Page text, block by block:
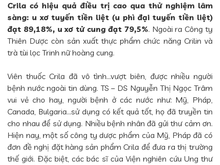
Crila có hiệu quả điều trị cao qua thử nghiệm lâm
sàng: u xơ tuyến tiền liệt (u phì đại tuyến tiền liệt)
đạt 89,18%, u xơ tử cung đạt 79,5%. Ngoài ra Công ty
Thiên Dược còn sản xuất thực phẩm chức năng Crilin và
trà tùi lọc Trinh nữ hoàng cung.
Viên thuốc Crila đã vô tình…vượt biên, được nhiều người
bệnh nước ngoài tin dùng. TS – DS Nguyễn Thị Ngọc Trâm
vui vẻ cho hay, người bệnh ở các nước như: Mỹ, Pháp,
Canada, Bulgaria…sử dụng có kết quả tốt, họ đã truyền tin
cho nhau để sử dụng. Nhiều bệnh nhân đã gửi thư cảm ơn.
Hiện nay, một số công ty dược phẩm của Mỹ, Pháp đã có
đơn đề nghị đặt hàng sản phẩm Crila để đưa ra thị trường
thế giới. Đặc biệt, các bác sĩ của Viện nghiên cứu Ung thư